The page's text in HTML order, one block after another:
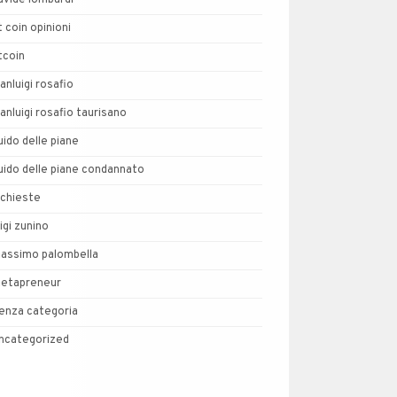
coin opinioni
rosafio
rosafio taurisano
delle piane
delle piane condannato
zunino
palombella
categoria